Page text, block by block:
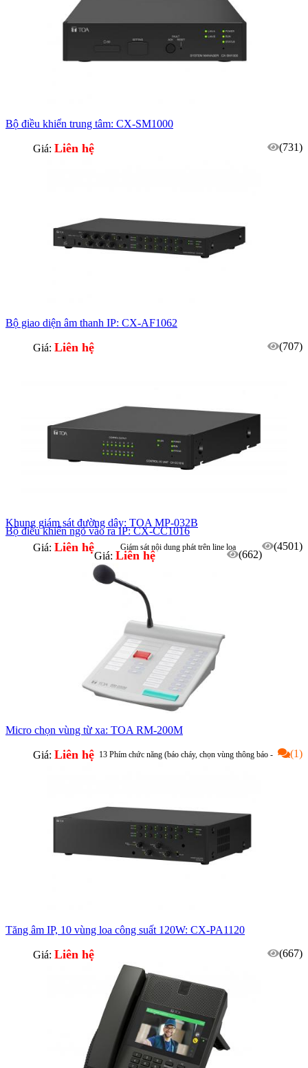
Bộ điều khiển trung tâm: CX-SM1000
Giá: Liên hệ (731)
Bộ giao diện âm thanh IP: CX-AF1062
Giá: Liên hệ (707)
Khung giám sát đường dây: TOA MP-032B
Giá: Liên hệ (4501)
Giám sát nội dung phát trên line loa
Hỗ trợ tối đa 10 line (tăng âm)/ thiết bị
Bộ điều khiển ngõ vào ra IP: CX-CC1016
Giá: Liên hệ (662)
Micro chọn vùng từ xa: TOA RM-200M
Giá: Liên hệ (1)
13 Phím chức năng (báo cháy, chọn vùng thông báo -
Tăng âm IP, 10 vùng loa công suất 120W: CX-PA1120
Giá: Liên hệ (667)